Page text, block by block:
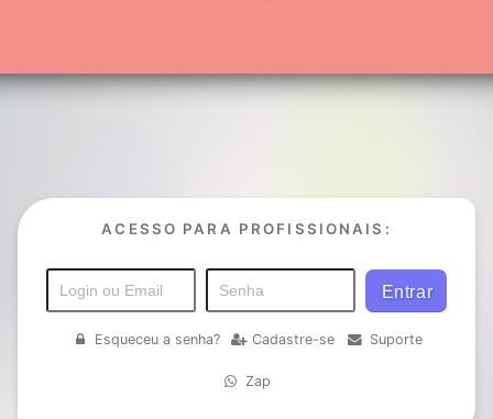
ACESSO PARA PROFISSIONAIS:
Esqueceu a senha? Cadastre-se Suporte
Zap